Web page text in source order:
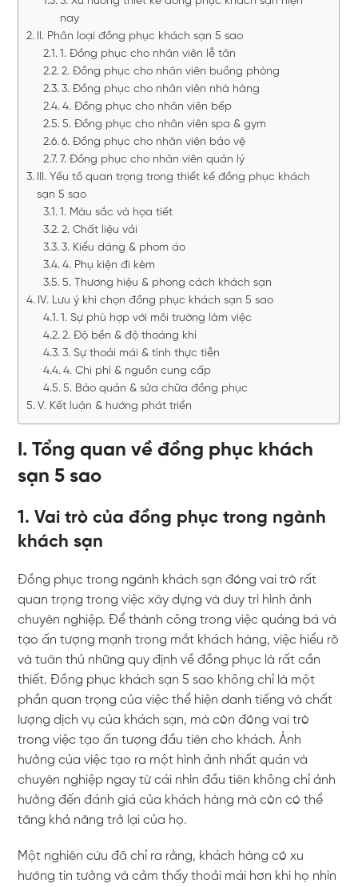
nay
II. Phân loại đồng phục khách sạn 5 sao
1. Đồng phục cho nhân viên lễ tân
2. Đồng phục cho nhân viên buồng phòng
3. Đồng phục cho nhân viên nhà hàng
4. Đồng phục cho nhân viên bếp
5. Đồng phục cho nhân viên spa & gym
6. Đồng phục cho nhân viên bảo vệ
7. Đồng phục cho nhân viên quản lý
III. Yếu tố quan trọng trong thiết kế đồng phục khách
sạn 5 sao
1. Màu sắc và họa tiết
2. Chất liệu vải
3. Kiểu dáng & phom áo
4. Phụ kiện đi kèm
5. Thương hiệu & phong cách khách sạn
IV. Lưu ý khi chọn đồng phục khách sạn 5 sao
1. Sự phù hợp với môi trường làm việc
2. Độ bền & độ thoáng khí
3. Sự thoải mái & tính thực tiễn
4. Chi phí & nguồn cung cấp
5. Bảo quản & sửa chữa đồng phục
V. Kết luận & hướng phát triển
I. Tổng quan về đồng phục khách
sạn 5 sao
1. Vai trò của đồng phục trong ngành
khách sạn
Đồng phục trong ngành khách sạn đóng vai trò rất
quan trọng trong việc xây dựng và duy trì hình ảnh
chuyên nghiệp. Để thành công trong việc quảng bá và
tạo ấn tượng mạnh trong mắt khách hàng, việc hiểu rõ
và tuân thủ những quy định về đồng phục là rất cần
thiết. Đồng phục khách sạn 5 sao không chỉ là một
phần quan trọng của việc thể hiện danh tiếng và chất
lượng dịch vụ của khách sạn, mà còn đóng vai trò
trong việc tạo ấn tượng đầu tiên cho khách. Ảnh
hưởng của việc tạo ra một hình ảnh nhất quán và
chuyên nghiệp ngay từ cái nhìn đầu tiên không chỉ ảnh
hưởng đến đánh giá của khách hàng mà còn có thể
tăng khả năng trở lại của họ.
Một nghiên cứu đã chỉ ra rằng, khách hàng có xu
hướng tin tưởng và cảm thấy thoải mái hơn khi họ nhìn